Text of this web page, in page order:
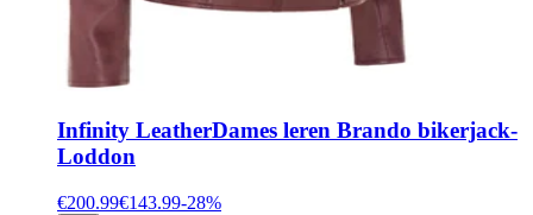
Infinity LeatherDames leren Brando bikerjack-
Loddon
€200.99€143.99-28%